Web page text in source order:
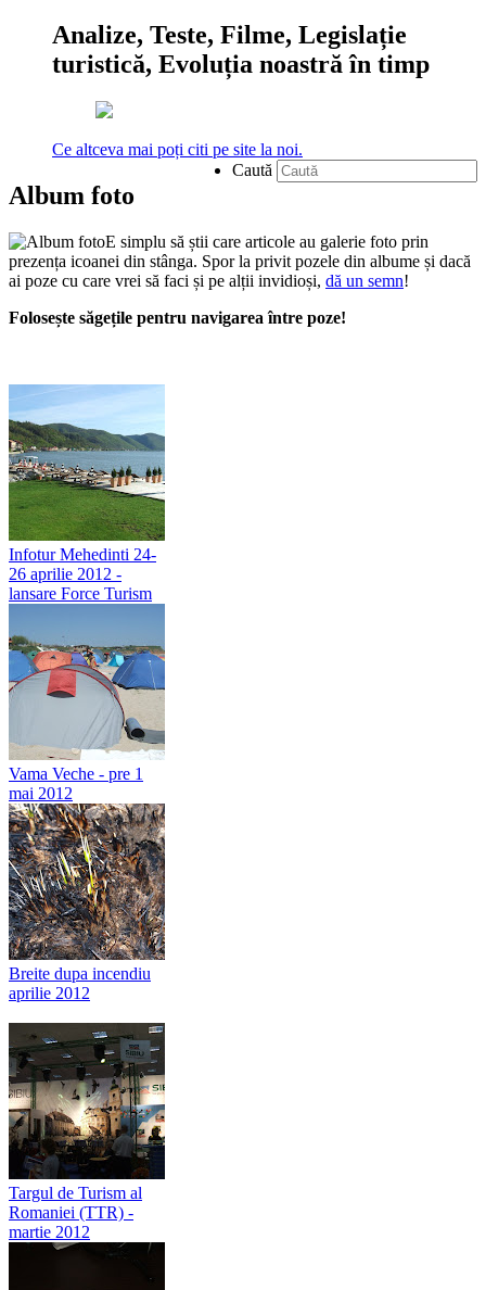
Analize, Teste, Filme, Legislație
turistică, Evoluția noastră în timp
Ce altceva mai poți citi pe site la noi.
Caută
Album foto
E simplu să știi care articole au galerie foto prin
prezența icoanei din stânga. Spor la privit pozele din albume și dacă
ai poze cu care vrei să faci și pe alții invidioși, dă un semn!
Folosește săgețile pentru navigarea între poze!
Infotur Mehedinti 24-
26 aprilie 2012 -
lansare Force Turism
Vama Veche - pre 1
mai 2012
Breite dupa incendiu
aprilie 2012
Targul de Turism al
Romaniei (TTR) -
martie 2012